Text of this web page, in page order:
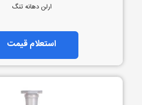
ارلن دهانه تنگ
استعلام قیمت